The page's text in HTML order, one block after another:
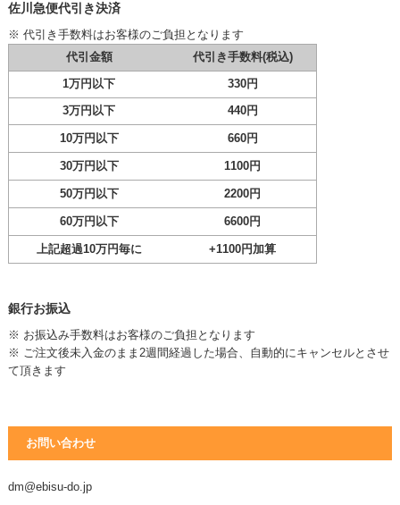
佐川急便代引き決済
※ 代引き手数料はお客様のご負担となります
代引金額
代引き手数料(税込)
1万円以下 330円
3万円以下 440円
10万円以下 660円
30万円以下 1100円
50万円以下 2200円
60万円以下 6600円
上記超過10万円毎に +1100円加算
銀行お振込
※ お振込み手数料はお客様のご負担となります
※ ご注文後未入金のまま2週間経過した場合、自動的にキャンセルとさせ
て頂きます
お問い合わせ
dm@ebisu-do.jp